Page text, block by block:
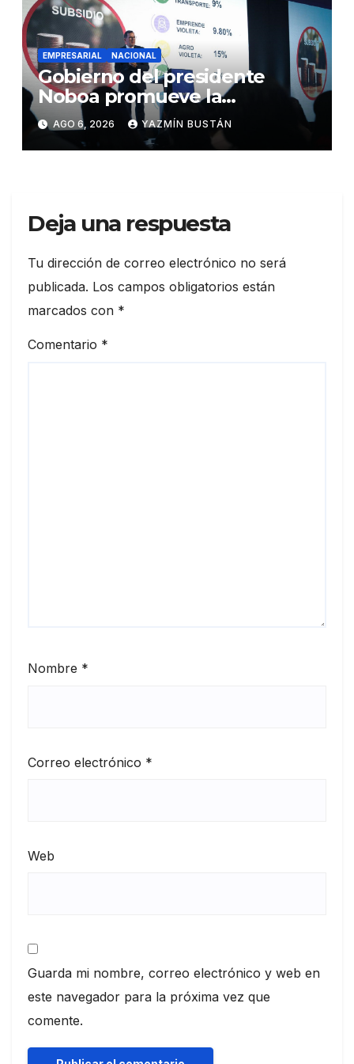
EMPRESARIAL NACIONAL
Gobierno del presidente
Noboa promueve la
autonomía económica de las
mujeres con más de USD 45
millones en financiamiento
AGO 6, 2026 YAZMÍN BUSTÁN
Deja una respuesta
Tu dirección de correo electrónico no será
publicada. Los campos obligatorios están
marcados con *
Comentario *
Nombre *
Correo electrónico *
Web
Guarda mi nombre, correo electrónico y web en
este navegador para la próxima vez que
comente.